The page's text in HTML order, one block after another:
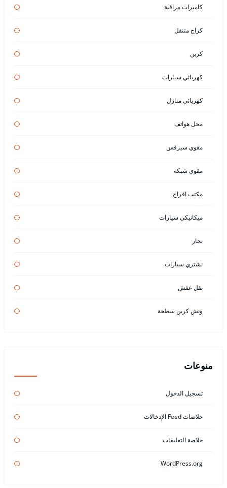
كاميرات مراقبة
كراج متنقل
كرين
كهربائي سيارات
كهربائي منازل
محل هواتف
مقوي سيرفس
مقوي شبكة
مكتب افراح
ميكانيكي سيارات
نجار
نشتري سيارات
نقل عفش
ونش كرين سطحة
منوعات
تسجيل الدخول
خلاصات Feed الإدخالات
خلاصة التعليقات
WordPress.org